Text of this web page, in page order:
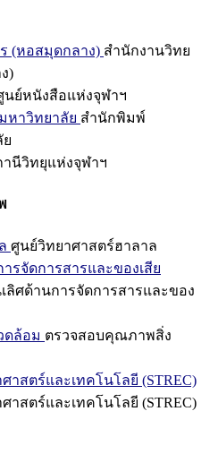
(หอสมุดกลาง) สำนักงานวิทย
)
นย์หนังสือแห่งจุฬาฯ
หาวิทยาลัย สำนักพิมพ์
านีวิทยุแห่งจุฬาฯ
ศูนย์วิทยาศาสตร์ฮาลาล
รจัดการสารและของเสีย
ลิศด้านการจัดการสารและของ
ดล้อม ตรวจสอบคุณภาพสิ่ง
าสตร์และเทคโนโลยี (STREC)
าสตร์และเทคโนโลยี (STREC)